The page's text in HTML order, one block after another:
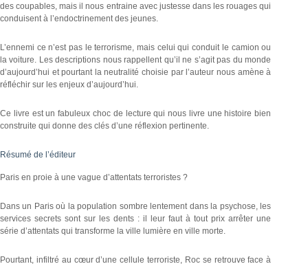
des coupables, mais il nous entraine avec justesse dans les rouages qui
conduisent à l’endoctrinement des jeunes.
L’ennemi ce n’est pas le terrorisme, mais celui qui conduit le camion ou
la voiture. Les descriptions nous rappellent qu’il ne s’agit pas du monde
d’aujourd’hui et pourtant la neutralité choisie par l’auteur nous amène à
réfléchir sur les enjeux d’aujourd’hui.
Ce livre est un fabuleux choc de lecture qui nous livre une histoire bien
construite qui donne des clés d’une réflexion pertinente.
Résumé de l’éditeur
Paris en proie à une vague d’attentats terroristes ?
Dans un Paris où la population sombre lentement dans la psychose, les
services secrets sont sur les dents : il leur faut à tout prix arrêter une
série d’attentats qui transforme la ville lumière en ville morte.
Pourtant, infiltré au cœur d’une cellule terroriste, Roc se retrouve face à